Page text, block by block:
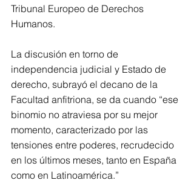
Tribunal Europeo de Derechos
Humanos.
La discusión en torno de
independencia judicial y Estado de
derecho, subrayó el decano de la
Facultad anfitriona, se da cuando “ese
binomio no atraviesa por su mejor
momento, caracterizado por las
tensiones entre poderes, recrudecido
en los últimos meses, tanto en España
como en Latinoamérica.”